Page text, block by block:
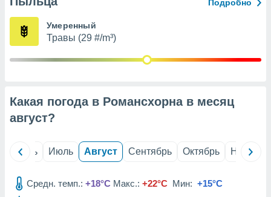
из
Подробно
Умеренный
Травы (29 #/m³)
Какая погода в Романсхорна в месяц
август?
Июнь Июль Август Сентябрь Октябрь Ноябрь
Средн. темп.: +18°C Макс.: +22°C Мин: +15°C